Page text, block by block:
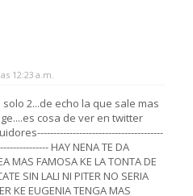
12:23 a.m.
2...de echo la que sale mas
cosa de ver en twitter
HAY NENA TE DA
MAS FAMOSA KE LA TONTA DE
SIN LALI NI PITER NO SERIA
KE EUGENIA TENGA MAS